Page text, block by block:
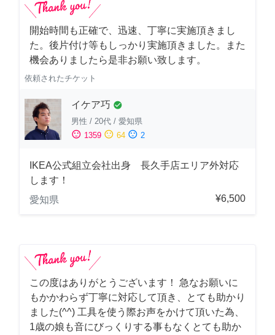
開始時間も正確で、迅速、丁寧に実施頂きまし
た。後片付け等もしっかり実施頂きました。また
機会ありましたら是非お願い致します。
依頼されたチケット
イケア巧 check_circle
男性 / 20代 / 愛知県
sentiment_satisfied 1359 sentiment_neutral 64 sentiment_dissatisfied 2
IKEA公式組立会社出身 長久手店エリア外対応
します！
愛知県
¥6,500
この度はありがとうございます！ 急なお願いに
もかかわらず丁寧に対応して頂き、とても助かり
ました(^^) 工具を使う際お声をかけて頂いた為、
1歳の娘も音にびっくりする事もなくとても助か